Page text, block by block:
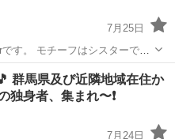
7月25日
す。 モチーフはシスターでや
で歌やボイス中心に活動するユ
ん万登録やワンマンライブを目
群馬県及び近隣地域在住か
独身者、集まれ〜❗
7月24日